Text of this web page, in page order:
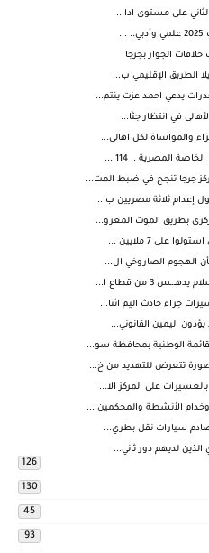
على مستوى ادا...
الجوار بجرجا
الطريق الإقليمي ب...
يدعي احمد عزت ينتم...
المصرية .. 114 ...
إعدام ثلاثة مصريين ب...
بطريق الموت المعرو...
الهجوم الصاروخي ال...
3 من قطاع ا...
جراء حادث اليم اثنا...
اليمين القانوني...
الوطنية بمحافظة سو...
تتعرض للتهديد من خ...
على المركز الا...
الأنشطة والمحكمين ...
لديهم دور ثاني...
126
130
45
93